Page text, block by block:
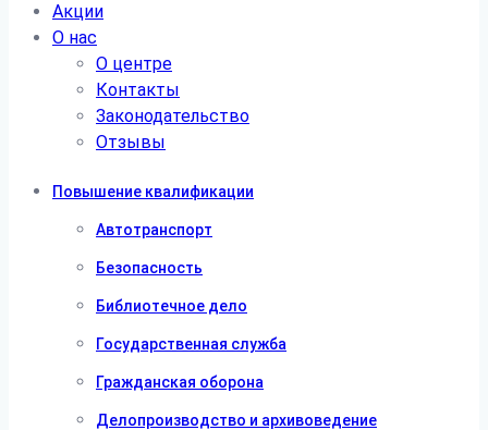
Акции
О нас
О центре
Контакты
Законодательство
Отзывы
Повышение квалификации
Автотранспорт
Безопасность
Библиотечное дело
Государственная служба
Гражданская оборона
Делопроизводство и архивоведение